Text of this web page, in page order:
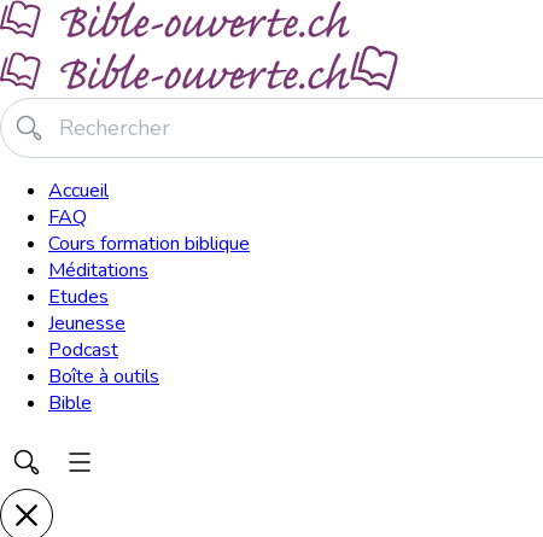
Accueil
FAQ
Cours formation biblique
Méditations
Etudes
Jeunesse
Podcast
Boîte à outils
Bible